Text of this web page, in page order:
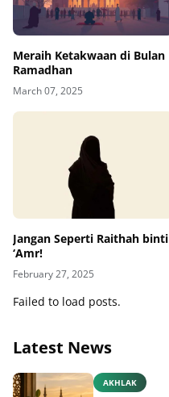
Meraih Ketakwaan di Bulan
Ramadhan
March 07, 2025
Jangan Seperti Raithah binti
‘Amr!
February 27, 2025
Failed to load posts.
Latest News
AKHLAK